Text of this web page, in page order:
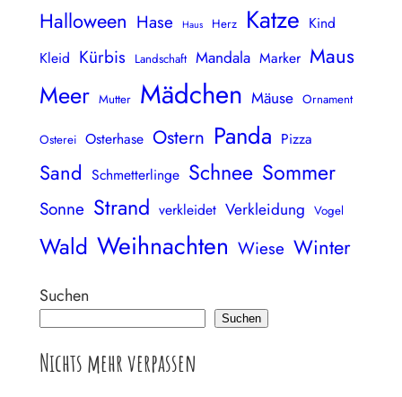
Halloween Hase Haus Herz Katze Kind
Kleid Kürbis Landschaft Mandala Marker Maus
Meer Mutter Mädchen Mäuse Ornament
Osterei Osterhase Ostern Panda Pizza
Sand Schmetterlinge Schnee Sommer
Sonne Strand verkleidet Verkleidung Vogel
Wald Weihnachten Wiese Winter
Suchen
Suchen
Nichts mehr verpassen